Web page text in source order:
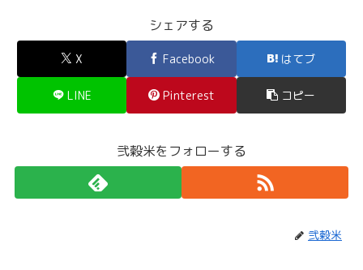
シェアする
X Facebook はてブ
LINE Pinterest コピー
弐穀米をフォローする
弐穀米